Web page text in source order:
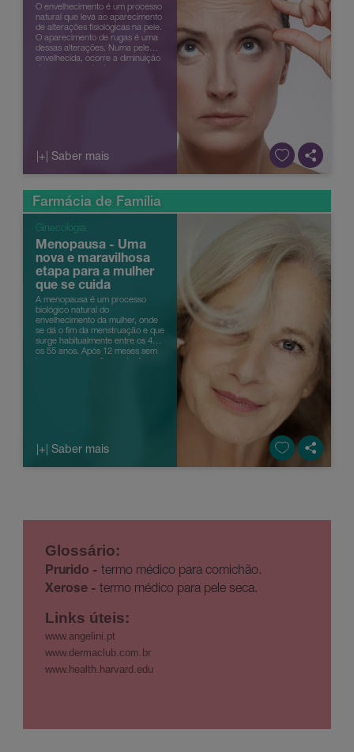
O envelhecimento é um processo
natural que leva ao aparecimento
de alterações fisiológicas na pele.
O aparecimento de rugas é uma
dessas alterações. Numa pele
envelhecida, ocorre a diminuição
da espessura da derme e
|+| Saber mais
Farmácia de Família
Ginecologia
Menopausa - Uma
nova e maravilhosa
etapa para a mulher
que se cuida
A menopausa é um processo
biológico natural do
envelhecimento da mulher, onde
se dá o fim da menstruação e que
surge habitualmente entre os 45 e
os 55 anos. Após 12 meses sem
haver menstruação, pode dizer-se
|+| Saber mais
Glossário:
Prurido - termo médico para comichão.
Xerose - termo médico para pele seca.
Links úteis:
www.angelini.pt
www.dermaclub.com.br
www.health.harvard.edu